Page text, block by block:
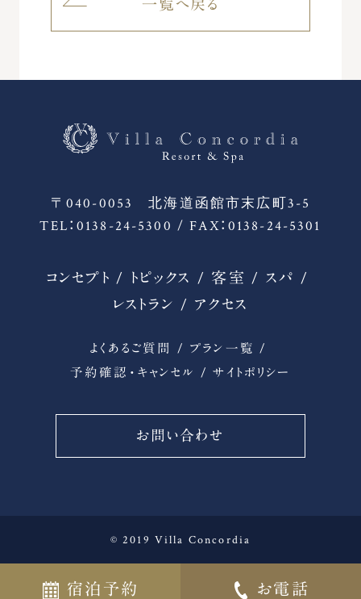
一覧へ戻る
宿泊予約 お電話
〒040-0053 北海道函館市末広町3-5
TEL：0138-24-5300 / FAX：0138-24-5301
コンセプト トピックス 客室
スパ
レストラン
アクセス
よくあるご質問
プラン一覧
予約確認・キャンセル
サイトポリシー
お問い合わせ
© 2019 Villa Concordia